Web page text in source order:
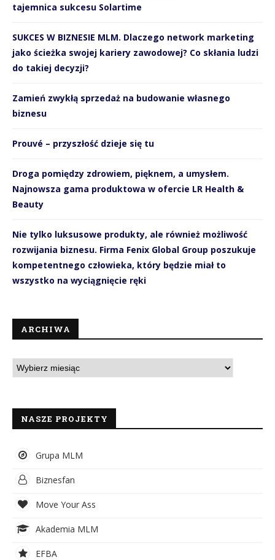
tajemnica sukcesu Solartime
SUKCES W BIZNESIE MLM. Dlaczego network marketing
jako ścieżka swojej kariery zawodowej? Co skłania ludzi
do takiej decyzji?
Zamień zwykłą sprzedaż na budowanie własnego
biznesu
Prouvé – przyszłość dzieje się tu
Droga pomiędzy zdrowiem, pięknem, a umysłem.
Najnowsza gama produktowa w ofercie LR Health &
Beauty
Nie tylko luksusowe produkty, ale również możliwość
rozwijania biznesu. Firma Fenix Global Group poszukuje
kompetentnego człowieka, który będzie miał to
wszystko na wyciągnięcie ręki
ARCHIWA
NASZE PROJEKTY
Grupa MLM
Biznesfan
Move Your Ass
Akademia MLM
EFBA